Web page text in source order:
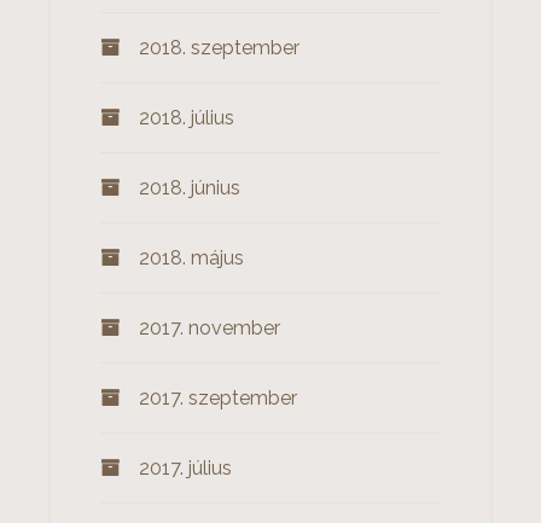
2018. szeptember
2018. július
2018. június
2018. május
2017. november
2017. szeptember
2017. július